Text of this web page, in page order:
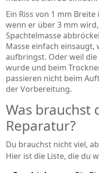
Ein Riss von 1 mm
wenn er über 3 mm
Spachtelmasse
Masse einfach
aufbringst. Oder weil
wurde und beim
passieren nicht beim
der Vorbereitung.
Was brauchst
Reparatur?
Du brauchst nicht viel,
Hier ist die Liste, die du